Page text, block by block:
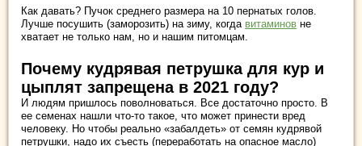
Как давать? Пучок среднего размера на 10 пернатых голов.
Лучше посушить (заморозить) на зиму, когда витаминов не
хватает не только нам, но и нашим питомцам.
Почему кудрявая петрушка для кур и
цыплят запрещена в 2021 году?
И людям пришлось поволноваться. Все достаточно просто. В
ее семенах нашли что-то такое, что может принести вред
человеку. Но чтобы реально «забалдеть» от семян кудрявой
петрушки, надо их съесть (переработать на опасное масло)